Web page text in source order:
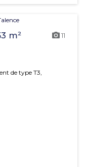
m² 11
de type T3,